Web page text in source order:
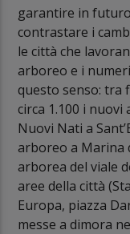
garantire in
contrastare i
le città che
arboreo e i
questo senso: tra
circa 1.100 i
Nuovi Nati a
arboreo a Marina
arborea del viale
aree della città
Europa, piazza
messe a dimora